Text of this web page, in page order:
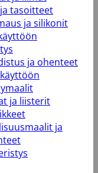
tasoitteet
ja silikonit
ja ohenteet
ja liisterit
ja